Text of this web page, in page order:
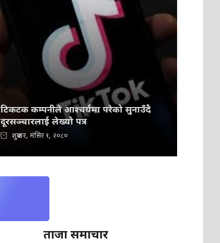
टिकटक कम्पनीले आश्चर्यमा परेको सुनाउँदै
दूरसञ्चारलाई लेख्यो पत्र
शुक्रबार, मंसिर १, २०८०
ताजा समाचार